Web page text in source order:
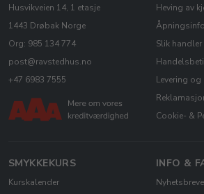
Husvikveien 14, 1 etasje
1443 Drøbak Norge
Org: 985 134 774
post@ravstedhus.no
+47 6983 7555
Heving av
Slik handler
Levering
Cookie- &
SMYKKEKURS
Kurskalender
INFO &